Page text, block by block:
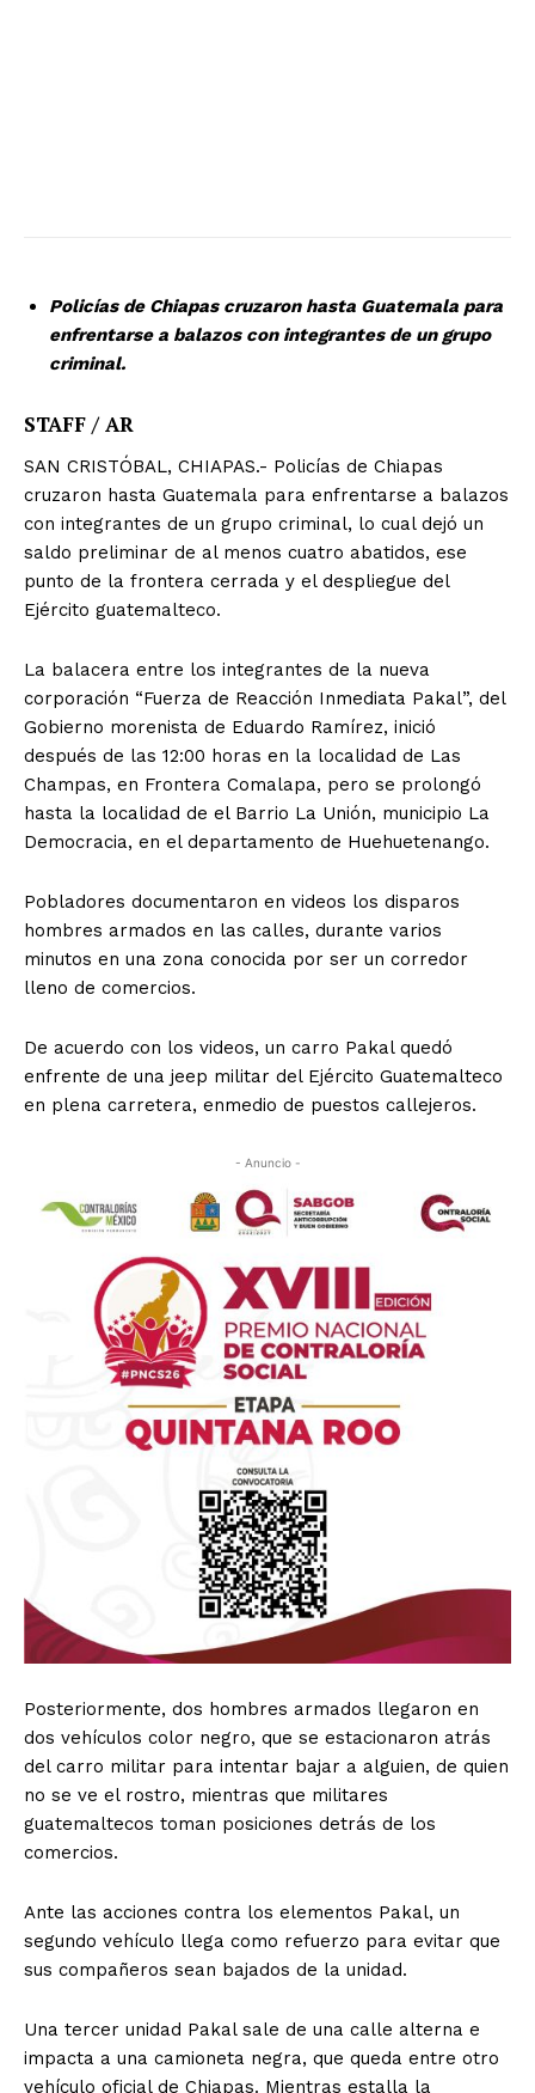
Policías de Chiapas cruzaron hasta Guatemala para
enfrentarse a balazos con integrantes de un grupo
criminal.
STAFF / AR
SAN CRISTÓBAL, CHIAPAS.- Policías de Chiapas
cruzaron hasta Guatemala para enfrentarse a balazos
con integrantes de un grupo criminal, lo cual dejó un
saldo preliminar de al menos cuatro abatidos, ese
punto de la frontera cerrada y el despliegue del
Ejército guatemalteco.
La balacera entre los integrantes de la nueva
corporación “Fuerza de Reacción Inmediata Pakal”, del
Gobierno morenista de Eduardo Ramírez, inició
después de las 12:00 horas en la localidad de Las
Champas, en Frontera Comalapa, pero se prolongó
hasta la localidad de el Barrio La Unión, municipio La
Democracia, en el departamento de Huehuetenango.
Pobladores documentaron en videos los disparos
hombres armados en las calles, durante varios
minutos en una zona conocida por ser un corredor
lleno de comercios.
De acuerdo con los videos, un carro Pakal quedó
enfrente de una jeep militar del Ejército Guatemalteco
en plena carretera, enmedio de puestos callejeros.
- Anuncio -
Posteriormente, dos hombres armados llegaron en
dos vehículos color negro, que se estacionaron atrás
del carro militar para intentar bajar a alguien, de quien
no se ve el rostro, mientras que militares
guatemaltecos toman posiciones detrás de los
comercios.
Ante las acciones contra los elementos Pakal, un
segundo vehículo llega como refuerzo para evitar que
sus compañeros sean bajados de la unidad.
Una tercer unidad Pakal sale de una calle alterna e
impacta a una camioneta negra, que queda entre otro
vehículo oficial de Chiapas. Mientras estalla la